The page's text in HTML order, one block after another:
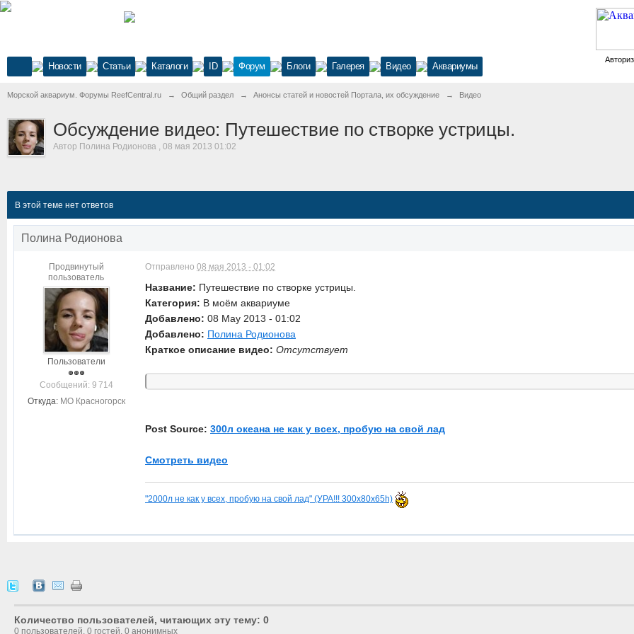
Новости Статьи Каталоги ID Форум Блоги Галерея Видео Аквариумы
Морской аквариум. Форумы ReefCentral.ru → Общий раздел → Анонсы статей и новостей Портала, их обсуждение → Видео
Обсуждение видео: Путешествие по створке устрицы.
Автор Полина Родионова , 08 мая 2013 01:02
В этой теме нет ответов
Полина Родионова
Продвинутый
пользователь
Пользователи
Cообщений: 9 714
Откуда: МО Красногорск
Отправлено 08 мая 2013 - 01:02
Название: Путешествие по створке устрицы.
Категория: В моём аквариуме
Добавлено: 08 May 2013 - 01:02
Добавлено: Полина Родионова
Краткое описание видео: Отсутствует
Post Source: 300л океана не как у всех, пробую на свой лад
Смотреть видео
"2000л не как у всех, пробую на свой лад" (УРА!!! 300х80х65h)
Количество пользователей, читающих эту тему: 0
0 пользователей, 0 гостей, 0 анонимных